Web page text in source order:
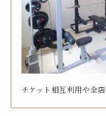
チケット相互利用や全